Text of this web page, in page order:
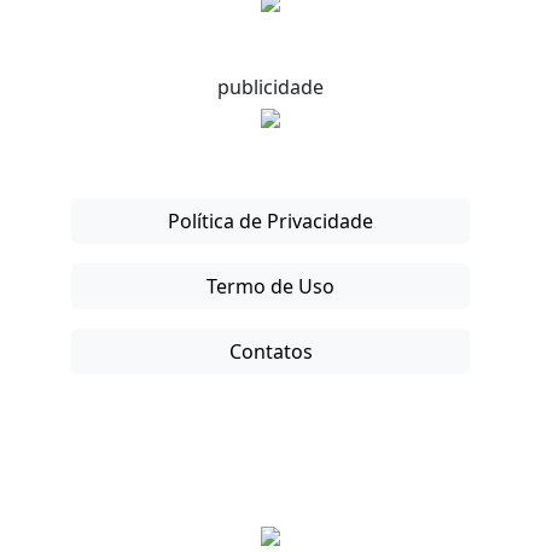
publicidade
Política de Privacidade
Termo de Uso
Contatos